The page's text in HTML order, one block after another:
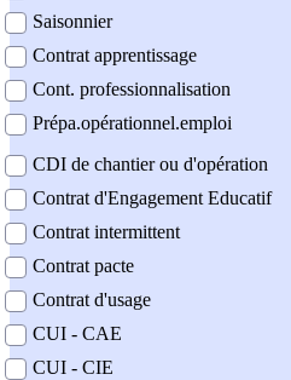
Saisonnier
Contrat apprentissage
Cont. professionnalisation
Prépa.opérationnel.emploi
CDI de chantier ou d'opération
Contrat d'Engagement Educatif
Contrat intermittent
Contrat pacte
Contrat d'usage
CUI - CAE
CUI - CIE